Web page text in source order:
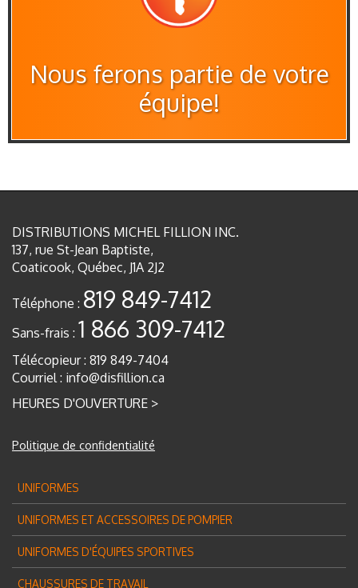
Nous ferons partie de votre
équipe!
DISTRIBUTIONS MICHEL FILLION INC.
137, rue St-Jean Baptiste,
Coaticook, Québec, J1A 2J2
Téléphone : 819 849-7412
Sans-frais : 1 866 309-7412
Télécopieur : 819 849-7404
Courriel : info@disfillion.ca
HEURES D'OUVERTURE >
Politique de confidentialité
UNIFORMES
UNIFORMES ET ACCESSOIRES DE POMPIER
UNIFORMES D'ÉQUIPES SPORTIVES
CHAUSSURES DE TRAVAIL